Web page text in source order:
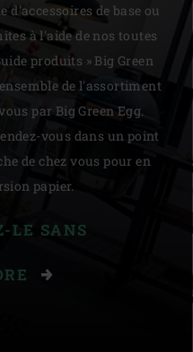
d'accessoires de base ou
à l'aide de nos toutes
produits » Big Green
de l'assortiment
par Big Green Egg.
vous dans un point
de chez vous pour en
papier.
LE SANS